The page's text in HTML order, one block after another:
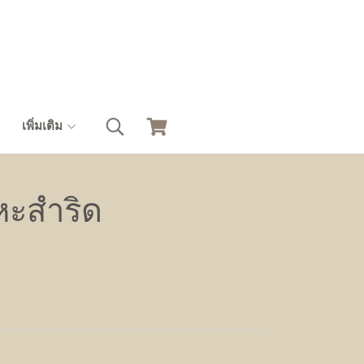
เพิ่มเติม
สำริด